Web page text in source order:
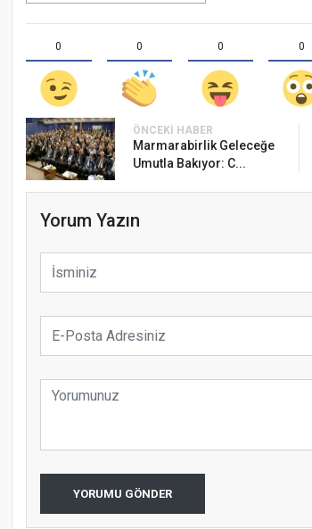
0 0 0 0
ÖNCEKI HABER
Marmarabirlik Geleceğe
Umutla Bakıyor: C...
Yorum Yazın
YORUMU GÖNDER